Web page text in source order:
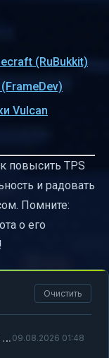
(RuBukkit)
Vulcan
повысить TPS
и радовать
Помните:
о его
Очистить
Как повысить TPS сервера Minecraft и сохранить стабильность 09.08.2026 01:48